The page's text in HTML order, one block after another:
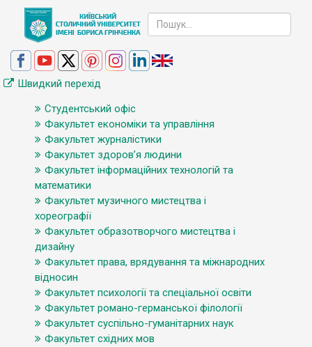
Швидкий перехід
Студентський офіс
Факультет економіки та управління
Факультет журналістики
Факультет здоров’я людини
Факультет інформаційних технологій та
математики
Факультет музичного мистецтва і
хореографії
Факультет образотворчого мистецтва і
дизайну
Факультет права, врядування та міжнародних
відносин
Факультет психології та спеціальної освіти
Факультет романо-германської філології
Факультет суспільно-гуманітарних наук
Факультет східних мов